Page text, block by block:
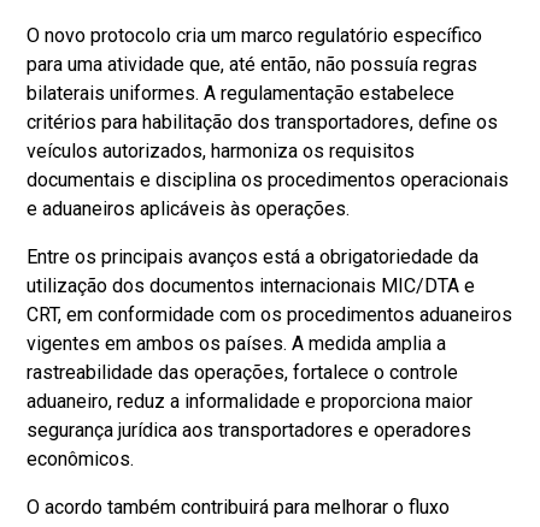
O novo protocolo cria um marco regulatório específico
para uma atividade que, até então, não possuía regras
bilaterais uniformes. A regulamentação estabelece
critérios para habilitação dos transportadores, define os
veículos autorizados, harmoniza os requisitos
documentais e disciplina os procedimentos operacionais
e aduaneiros aplicáveis às operações.
Entre os principais avanços está a obrigatoriedade da
utilização dos documentos internacionais MIC/DTA e
CRT, em conformidade com os procedimentos aduaneiros
vigentes em ambos os países. A medida amplia a
rastreabilidade das operações, fortalece o controle
aduaneiro, reduz a informalidade e proporciona maior
segurança jurídica aos transportadores e operadores
econômicos.
O acordo também contribuirá para melhorar o fluxo